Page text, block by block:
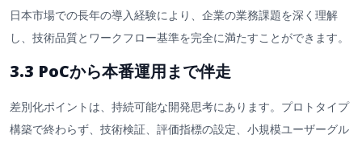
日本市場での長年の導入経験により、企業の業務課題を深く理解
し、技術品質とワークフロー基準を完全に満たすことができます。
3.3 PoCから本番運用まで伴走
差別化ポイントは、持続可能な開発思考にあります。プロトタイプ
構築で終わらず、技術検証、評価指標の設定、小規模ユーザーグル